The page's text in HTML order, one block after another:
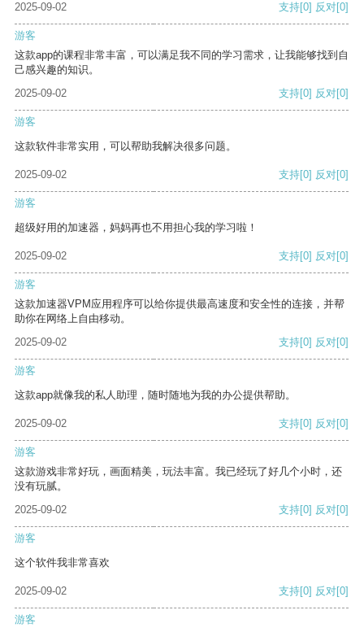
2025-09-02
支持[0] 反对[0]
游客
这款app的课程非常丰富，可以满足我不同的学习需求，让我能够找到自
己感兴趣的知识。
2025-09-02
支持[0] 反对[0]
游客
这款软件非常实用，可以帮助我解决很多问题。
2025-09-02 支持[0] 反对[0]
游客
超级好用的加速器，妈妈再也不用担心我的学习啦！
2025-09-02 支持[0] 反对[0]
游客
这款加速器VPM应用程序可以给你提供最高速度和安全性的连接，并帮
助你在网络上自由移动。
2025-09-02
支持[0] 反对[0]
游客
这款app就像我的私人助理，随时随地为我的办公提供帮助。
2025-09-02 支持[0] 反对[0]
游客
这款游戏非常好玩，画面精美，玩法丰富。我已经玩了好几个小时，还
没有玩腻。
2025-09-02
支持[0] 反对[0]
游客
这个软件我非常喜欢
2025-09-02 支持[0] 反对[0]
游客